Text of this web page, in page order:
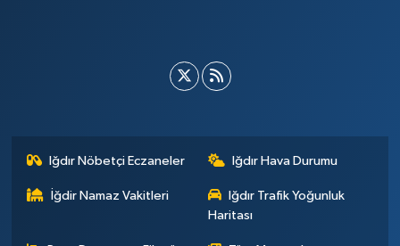
Iğdır Nöbetçi Eczaneler Iğdır Hava Durumu
İğdir Namaz Vakitleri
Iğdır Trafik Yoğunluk
Haritası